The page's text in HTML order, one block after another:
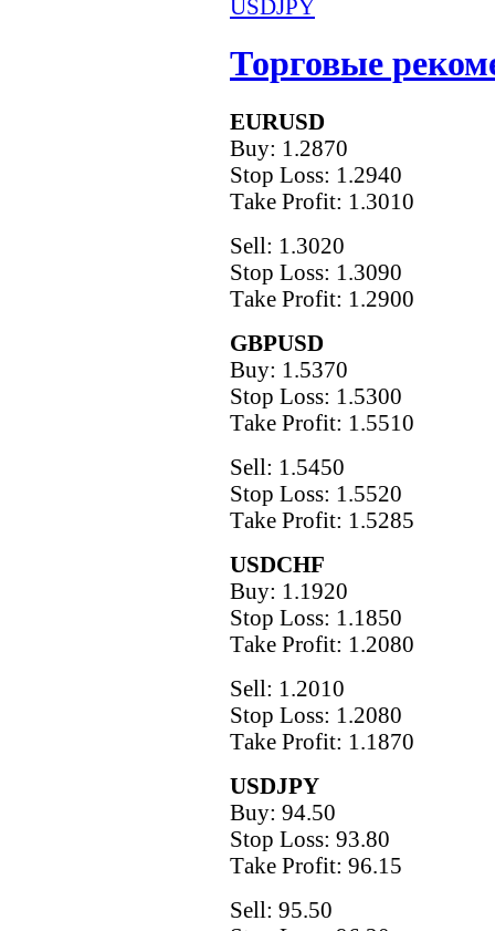
USDJPY
Торговые
EURUSD
Buy: 1.2870
Stop Loss: 1.2940
Тake Рrofit: 1.3010
Sell: 1.3020
Stop Loss: 1.3090
Тake Рrofit: 1.2900
GBPUSD
Buy: 1.5370
Stop Loss: 1.5300
Тake Рrofit: 1.5510
Sell: 1.5450
Stop Loss: 1.5520
Тake Рrofit: 1.5285
USDCHF
Buy: 1.1920
Stop Loss: 1.1850
Тake Рrofit: 1.2080
Sell: 1.2010
Stop Loss: 1.2080
Тake Рrofit: 1.1870
USDJPY
Buy: 94.50
Stop Loss: 93.80
Тake Рrofit: 96.15
Sell: 95.50